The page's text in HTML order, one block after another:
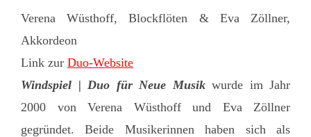
Verena Wüsthoff, Blockflöten & Eva Zöllner,
Akkordeon
Link zur Duo-Website
Windspiel | Duo für Neue Musik wurde im Jahr
2000 von Verena Wüsthoff und Eva Zöllner
gegründet. Beide Musikerinnen haben sich als